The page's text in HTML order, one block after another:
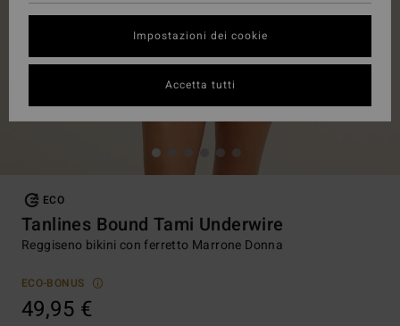
ECO
Tanlines Bound Tami Underwire
Reggiseno bikini con ferretto Marrone Donna
ECO-BONUS
49,95 €
Impostazioni dei cookie
Accetta tutti